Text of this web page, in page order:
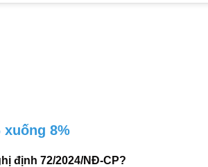
xuống 8%
định 72/2024/NĐ-CP?